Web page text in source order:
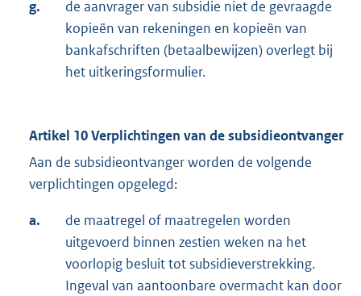
g.
de aanvrager van subsidie niet de gevraagde
kopieën van rekeningen en kopieën van
bankafschriften (betaalbewijzen) overlegt bij
het uitkeringsformulier.
Artikel 10 Verplichtingen van de subsidieontvanger
Aan de subsidieontvanger worden de volgende
verplichtingen opgelegd:
a.
de maatregel of maatregelen worden
uitgevoerd binnen zestien weken na het
voorlopig besluit tot subsidieverstrekking.
Ingeval van aantoonbare overmacht kan door